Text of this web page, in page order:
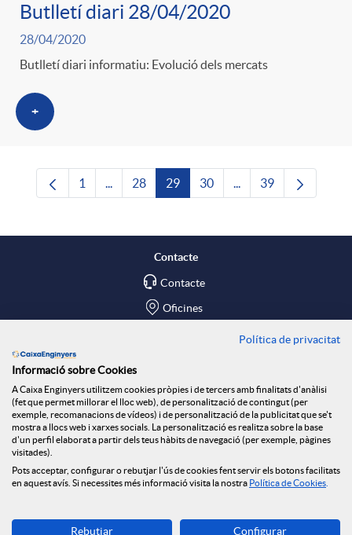
Butlletí diari 28/04/2020
28/04/2020
Butlletí diari informatiu: Evolució dels mercats
+
Pàgina
1 ...Pàgines intermèdies Utilitzeu TAB per
Pàgina
28 Pàgina
29 Pàgina
30 ...Pàgines intermèdies
Pàgina
39
Contacte
Contacte
Oficines
Social Room
Seguretat Online
Descarrega-la ara
Política de privacitat
Informació sobre Cookies
A Caixa Enginyers utilitzem cookies pròpies i de tercers amb finalitats d'anàlisi
(fet que permet millorar el lloc web), de personalització de contingut (per
exemple, recomanacions de vídeos) i de personalització de la publicitat que se't
mostra a llocs web i xarxes socials. La personalització es realitza sobre la base
d'un perfil elaborat a partir dels teus hàbits de navegació (per exemple, pàgines
visitades).
Pots acceptar, configurar o rebutjar l'ús de cookies fent servir els botons facilitats
en aquest avís. Si necessites més informació visita la nostra Política de Cookies
Rebutjar Configurar